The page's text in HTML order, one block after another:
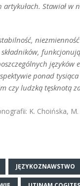
artykułach. Stawiał
języków
ponad
czy ludzką tęsknotą
K. Choińska,
JĘZYKOZNAWSTWO